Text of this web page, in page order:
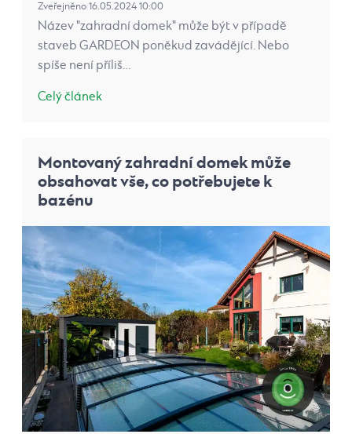
Zveřejněno 16.05.2024 10:00
Název "zahradní domek" může být v případě
staveb GARDEON poněkud zavádějící. Nebo
spíše není příliš…
Celý článek
Montovaný zahradní domek může
obsahovat vše, co potřebujete k
bazénu